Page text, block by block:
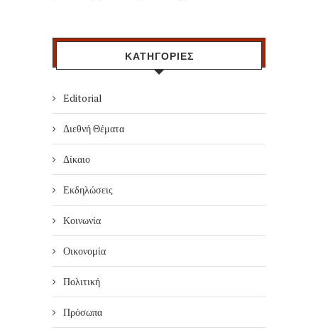
ΚΑΤΗΓΟΡΙΕΣ
Editorial
Διεθνή Θέματα
Δίκαιο
Εκδηλώσεις
Κοινωνία
Οικονομία
Πολιτική
Πρόσωπα